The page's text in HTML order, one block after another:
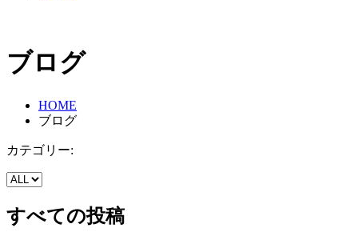
ブログ
HOME
ブログ
カテゴリー:
すべての投稿